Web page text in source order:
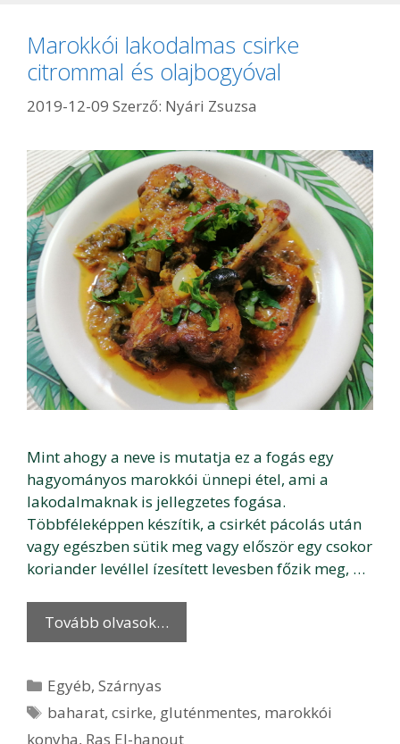
Marokkói lakodalmas csirke
citrommal és olajbogyóval
2019-12-09 Szerző: Nyári Zsuzsa
Mint ahogy a neve is mutatja ez a fogás egy
hagyományos marokkói ünnepi étel, ami a
lakodalmaknak is jellegzetes fogása.
Többféleképpen készítik, a csirkét pácolás után
vagy egészben sütik meg vagy először egy csokor
koriander levéllel ízesített levesben főzik meg, …
Tovább olvasok…
Kategória
Egyéb,Szárnyas
Címkék
baharat,csirke, gluténmentes, marokkói
konyha, Ras El-hanout